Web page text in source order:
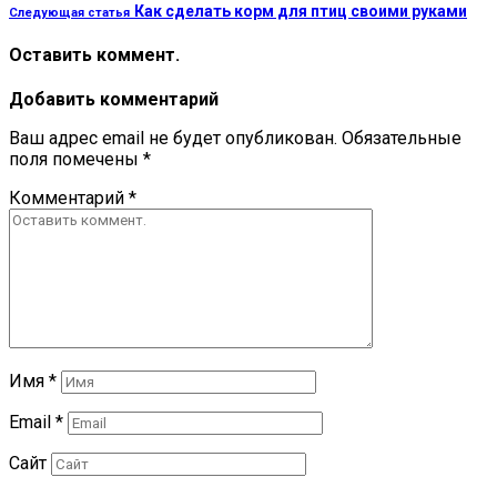
Следующая статья Как сделать корм для птиц своими руками
Оставить коммент.
Добавить комментарий
Ваш адрес email не будет опубликован. Обязательные
поля помечены *
Комментарий *
Имя *
Email *
Сайт